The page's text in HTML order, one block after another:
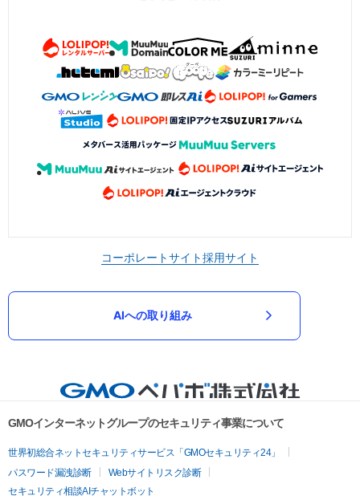
コーポレートサイト採用サイト
AIへの取り組み
GMOインターネットグループのセキュリティ事業について
世界初総合ネットセキュリティサービス「GMOセキュリティ24」
パスワード漏洩診断
Webサイトリスク診断
セキュリティ相談AIチャットボット